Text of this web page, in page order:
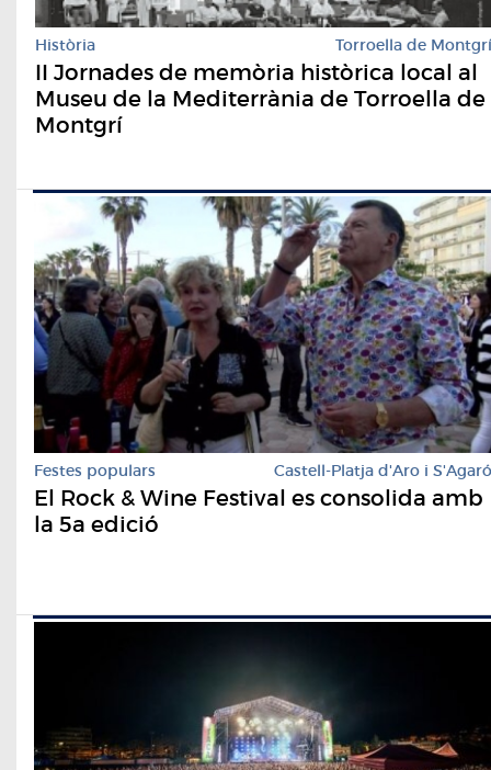
Història Torroella de Montgrí
II Jornades de memòria històrica local al
Museu de la Mediterrània de Torroella de
Montgrí
Festes populars Castell-Platja d'Aro i S'Agaró
El Rock & Wine Festival es consolida amb
la 5a edició